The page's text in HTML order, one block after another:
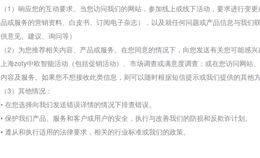
（1）响应您的互动要求。当您访问我们的网站，参加线上或线下活动，要求进行变
品或服务的营销资料、白皮书、订阅电子杂志），以及就任何问题或产品信息与我们
供意见、建议、询问等）
（2）为您推荐相关内容、产品或服务。在您同意的情况下，向您发送有关您可能感
上海zoty中欧智能活动（包括促销活动）、市场调查或满意度调查；或在您访问网站
内容及服务。如果您不想接收此类信息，则可以随时根据短信提示或我们提供的其他方
（3）其他情况：
• 在您选择向我们发送错误详情的情况下排查错误。
• 保护我们产品、服务和客户或用户的安全，执行与改善我们的防损和反欺诈计划。
• 遵从和执行适用的法律要求，相关的行业标准或我们的政策。